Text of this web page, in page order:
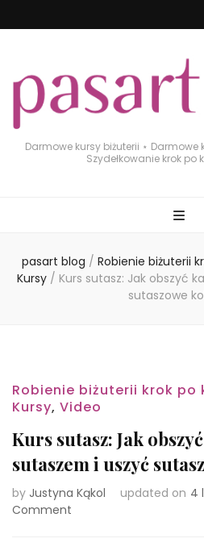
Darmowe kursy biżuterii ⋆
Szydełkowanie krok po
pasart blog / Robienie biżuterii
Kursy / Kurs sutasz: Jak obszyć
sutaszowe
Robienie biżuterii krok po
Kursy, Video
Kurs sutasz: Jak
sutaszem i uszyć
by Justyna Kąkol updated on 4
Comment